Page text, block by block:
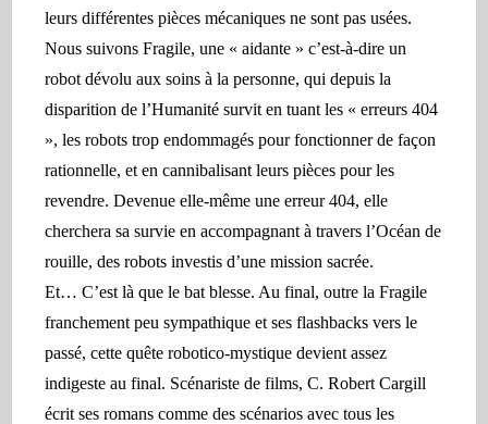
leurs différentes pièces mécaniques ne sont pas usées.
Nous suivons Fragile, une « aidante » c’est-à-dire un
robot dévolu aux soins à la personne, qui depuis la
disparition de l’Humanité survit en tuant les « erreurs 404
», les robots trop endommagés pour fonctionner de façon
rationnelle, et en cannibalisant leurs pièces pour les
revendre. Devenue elle-même une erreur 404, elle
cherchera sa survie en accompagnant à travers l’Océan de
rouille, des robots investis d’une mission sacrée.
Et… C’est là que le bat blesse. Au final, outre la Fragile
franchement peu sympathique et ses flashbacks vers le
passé,cette quête robotico-mystique devient assez
indigeste au final. Scénariste de films,C. Robert Cargill
écrit ses romans comme des scénarios avec tous les